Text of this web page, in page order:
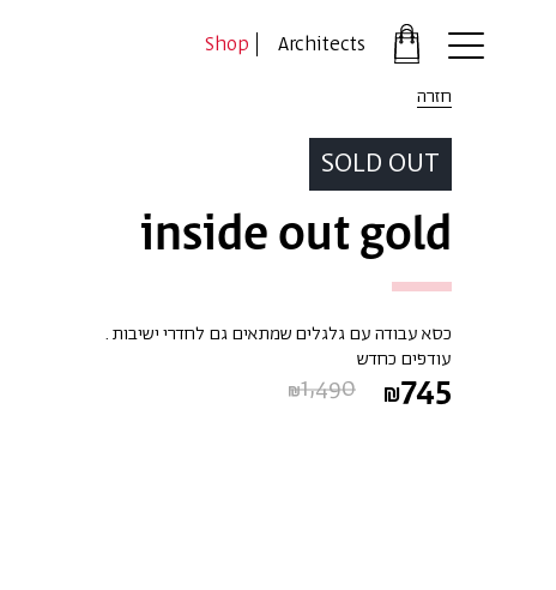
Shop Architectsפתיחת
עגלה
כבר רשומים?
התחברו
חזרה
inside out gold
SOLD OUT
כסא עבודה עם גלגלים שמתאים גם לחדרי ישיבות .
עודפים כחדש
745
1,490